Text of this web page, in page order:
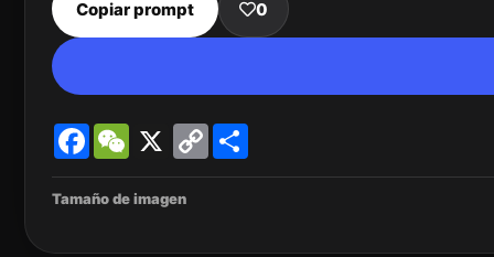
Copiar prompt 0
FacebookWeChat
X
Copy
Link
Tamaño de imagen